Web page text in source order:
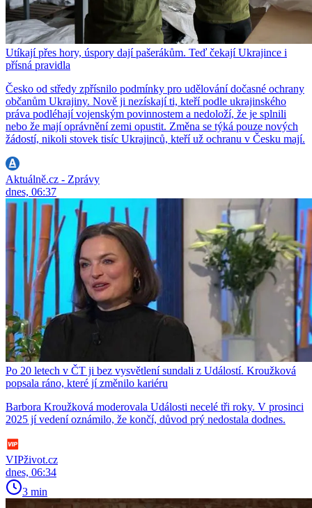
Utíkají přes hory, úspory dají pašerákům. Teď čekají Ukrajince i
přísná pravidla
Česko od středy zpřísnilo podmínky pro udělování dočasné ochrany
občanům Ukrajiny. Nově ji nezískají ti, kteří podle ukrajinského
práva podléhají vojenským povinnostem a nedoloží, že je splnili
nebo že mají oprávnění zemi opustit. Změna se týká pouze nových
žádostí, nikoli stovek tisíc Ukrajinců, kteří už ochranu v Česku mají.
Aktuálně.cz - Zprávy
dnes, 06:37
Po 20 letech v ČT ji bez vysvětlení sundali z Událostí. Kroužková
popsala ráno, které jí změnilo kariéru
Barbora Kroužková moderovala Události necelé tři roky. V prosinci
2025 jí vedení oznámilo, že končí, důvod prý nedostala dodnes.
VIPživot.cz
dnes, 06:34
3 min